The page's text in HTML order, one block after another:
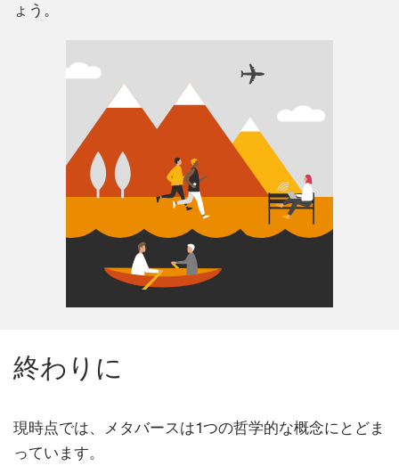
ょう。
終わりに
現時点では、メタバースは1つの哲学的な概念にとどま
っています。